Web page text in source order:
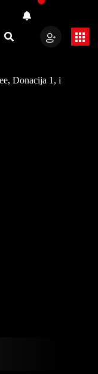
Donacija 1, i